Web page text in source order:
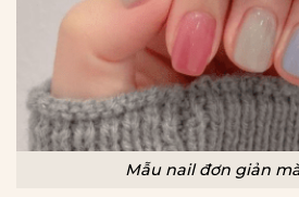
Mẫu nail đơn giản